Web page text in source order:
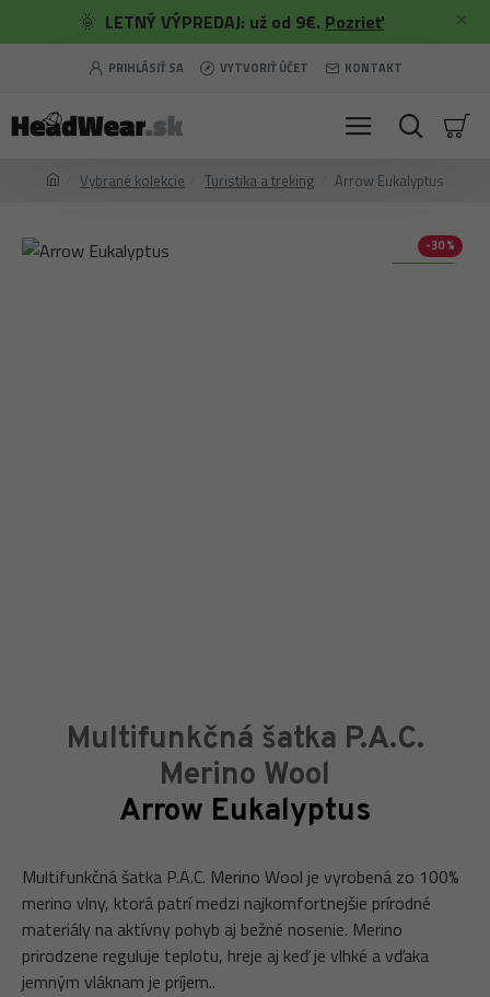
🌞 LETNÝ VÝPREDAJ: už od 9€. Pozrieť
PRIHLÁSIŤ SA VYTVORIŤ ÚČET KONTAKT
Vybrané kolekcie Turistika a treking Arrow Eukalyptus
-30 %
Multifunkčná šatka P.A.C.
Merino Wool
Arrow Eukalyptus
Multifunkčná šatka P.A.C. Merino Wool je vyrobená zo 100%
merino vlny, ktorá patrí medzi najkomfortnejšie prírodné
materiály na aktívny pohyb aj bežné nosenie. Merino
prirodzene reguluje teplotu, hreje aj keď je vlhké a vďaka
jemným vláknam je príjem..